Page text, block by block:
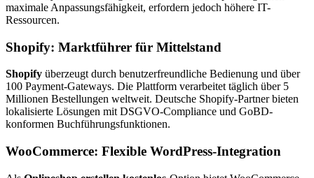
maximale Anpassungsfähigkeit, erfordern jedoch höhere IT-
Ressourcen.
Shopify: Marktführer für Mittelstand
Shopify überzeugt durch benutzerfreundliche Bedienung und über
100 Payment-Gateways. Die Plattform verarbeitet täglich über 5
Millionen Bestellungen weltweit. Deutsche Shopify-Partner bieten
lokalisierte Lösungen mit DSGVO-Compliance und GoBD-
konformen Buchführungsfunktionen.
WooCommerce: Flexible WordPress-Integration